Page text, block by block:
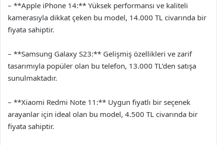
– **Apple iPhone 14:** Yüksek performansı ve kaliteli
kamerasıyla dikkat çeken bu model, 14.000 TL civarında bir
fiyata sahiptir.
– **Samsung Galaxy S23:** Gelişmiş özellikleri ve zarif
tasarımıyla popüler olan bu telefon, 13.000 TL’den satışa
sunulmaktadır.
– **Xiaomi Redmi Note 11:** Uygun fiyatlı bir seçenek
arayanlar için ideal olan bu model, 4.500 TL civarında bir
fiyata sahiptir.